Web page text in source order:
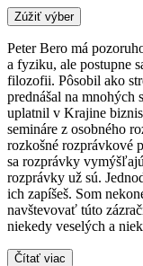
Zúžiť výber
Peter Bero má
a fyziku, ale postupne
filozofii. Pôsobil ako
prednášal na mnohých
uplatnil v Krajine
semináre z osobného
rozkošné rozprávkové
sa rozprávky
rozprávky už sú.
ich zapíšeš. Som
navštevovať túto
niekedy veselých a
Čítať viac